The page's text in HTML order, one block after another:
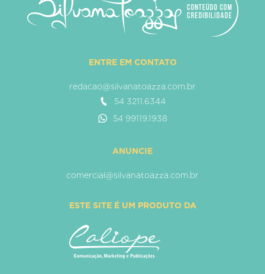
ENTRE EM CONTATO
redacao@silvanatoazza.com.br
54 3211.6344
54 99119.1938
ANUNCIE
comercial@silvanatoazza.com.br
ESTE SITE É UM PRODUTO DA